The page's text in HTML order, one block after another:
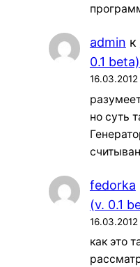
admin к
0.1 beta)
16.03.2012
но суть
fedorka
(v. 0.1
16.03.2012
как это